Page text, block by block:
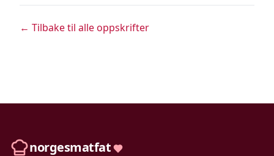
← Tilbake til alle oppskrifter
norgesmatfat